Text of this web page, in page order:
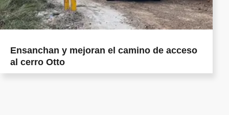
Ensanchan y mejoran el camino de acceso
al cerro Otto